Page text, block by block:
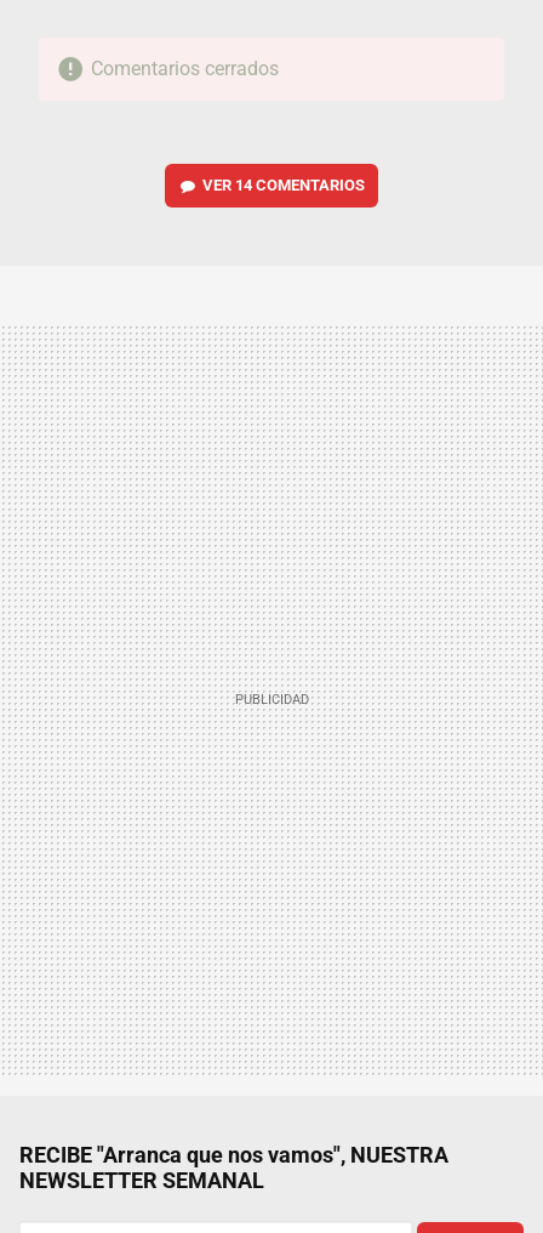
Comentarios cerrados
VER 14 COMENTARIOS
RECIBE "Arranca que nos vamos", NUESTRA
NEWSLETTER SEMANAL